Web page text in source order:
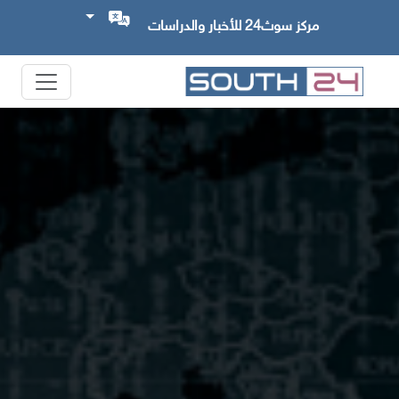
مركز سوث24 للأخبار والدراسات